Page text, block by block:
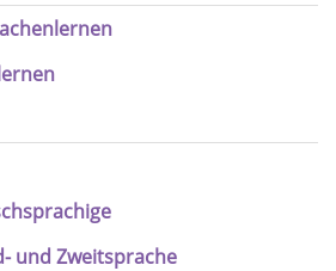
und Zweitsprache